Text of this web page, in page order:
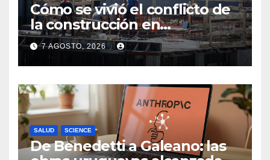
Cómo se vivió el conflicto de
la construcción en
Maldonado, un
departamento donde el
sector tiene sus
particularidades
7 AGOSTO, 2026
SALUD SCIENCE
De Benedetti a Galeano: las